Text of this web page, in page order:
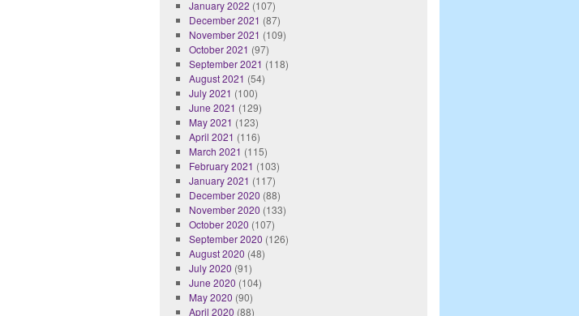
January 2022 (107)
December 2021 (87)
November 2021 (109)
October 2021 (97)
September 2021 (118)
August 2021 (54)
July 2021 (100)
June 2021 (129)
May 2021 (123)
April 2021 (116)
March 2021 (115)
February 2021 (103)
January 2021 (117)
December 2020 (88)
November 2020 (133)
October 2020 (107)
September 2020 (126)
August 2020 (48)
July 2020 (91)
June 2020 (104)
May 2020 (90)
April 2020 (88)